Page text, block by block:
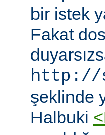
bir istek
Fakat
http://
şeklinde
Halbuki